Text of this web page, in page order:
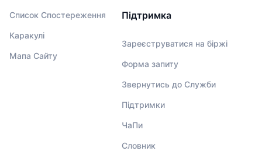
Список Спостереження
Каракулі
Мапа Сайту
Підтримка
Зареєструватися на біржі
Форма запиту
Звернутись до Служби
Підтримки
ЧаПи
Словник